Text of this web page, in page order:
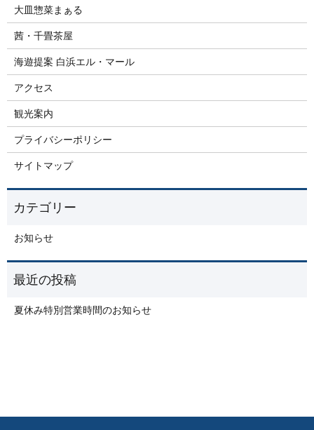
大皿惣菜まぁる
茜・千畳茶屋
海遊提案 白浜エル・マール
アクセス
観光案内
プライバシーポリシー
サイトマップ
お知らせ
夏休み特別営業時間のお知らせ